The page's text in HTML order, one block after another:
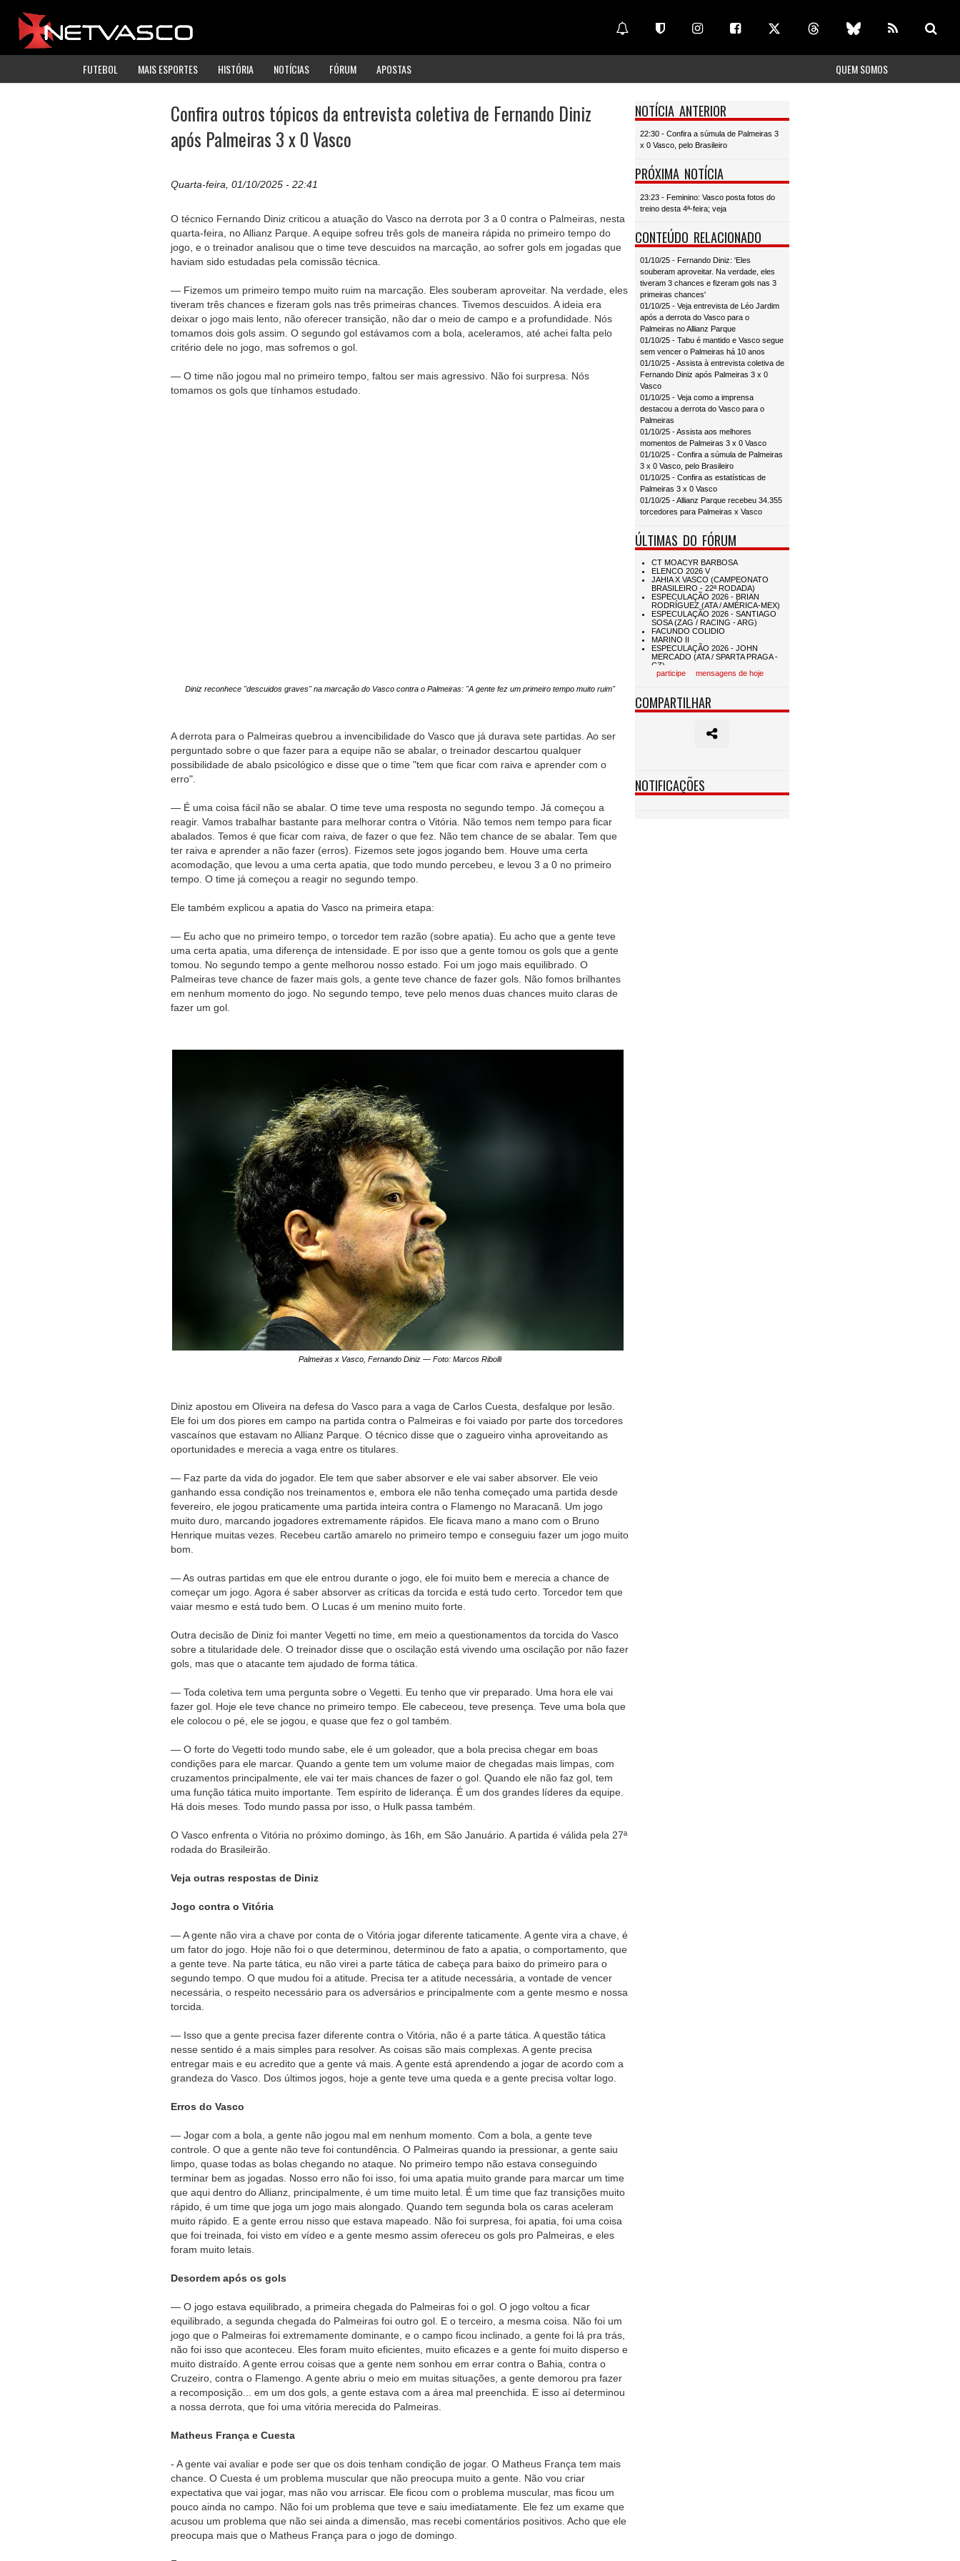
FUTEBOL MAIS ESPORTES HISTÓRIA NOTÍCIAS FÓRUM APOSTAS QUEM SOMOS
Confira outros tópicos da entrevista coletiva de Fernando Diniz
após Palmeiras 3 x 0 Vasco
Quarta-feira, 01/10/2025 - 22:41
O técnico Fernando Diniz criticou a atuação do Vasco na derrota por 3 a 0 contra o Palmeiras, nesta
quarta-feira, no Allianz Parque. A equipe sofreu três gols de maneira rápida no primeiro tempo do
jogo, e o treinador analisou que o time teve descuidos na marcação, ao sofrer gols em jogadas que
haviam sido estudadas pela comissão técnica.
— Fizemos um primeiro tempo muito ruim na marcação. Eles souberam aproveitar. Na verdade, eles
tiveram três chances e fizeram gols nas três primeiras chances. Tivemos descuidos. A ideia era
deixar o jogo mais lento, não oferecer transição, não dar o meio de campo e a profundidade. Nós
tomamos dois gols assim. O segundo gol estávamos com a bola, aceleramos, até achei falta pelo
critério dele no jogo, mas sofremos o gol.
— O time não jogou mal no primeiro tempo, faltou ser mais agressivo. Não foi surpresa. Nós
tomamos os gols que tínhamos estudado.
Diniz reconhece "descuidos graves" na marcação do Vasco contra o Palmeiras: "A gente fez um primeiro tempo muito ruim"
A derrota para o Palmeiras quebrou a invencibilidade do Vasco que já durava sete partidas. Ao ser
perguntado sobre o que fazer para a equipe não se abalar, o treinador descartou qualquer
possibilidade de abalo psicológico e disse que o time "tem que ficar com raiva e aprender com o
erro".
— É uma coisa fácil não se abalar. O time teve uma resposta no segundo tempo. Já começou a
reagir. Vamos trabalhar bastante para melhorar contra o Vitória. Não temos nem tempo para ficar
abalados. Temos é que ficar com raiva, de fazer o que fez. Não tem chance de se abalar. Tem que
ter raiva e aprender a não fazer (erros). Fizemos sete jogos jogando bem. Houve uma certa
acomodação, que levou a uma certa apatia, que todo mundo percebeu, e levou 3 a 0 no primeiro
tempo. O time já começou a reagir no segundo tempo.
Ele também explicou a apatia do Vasco na primeira etapa:
— Eu acho que no primeiro tempo, o torcedor tem razão (sobre apatia). Eu acho que a gente teve
uma certa apatia, uma diferença de intensidade. E por isso que a gente tomou os gols que a gente
tomou. No segundo tempo a gente melhorou nosso estado. Foi um jogo mais equilibrado. O
Palmeiras teve chance de fazer mais gols, a gente teve chance de fazer gols. Não fomos brilhantes
em nenhum momento do jogo. No segundo tempo, teve pelo menos duas chances muito claras de
fazer um gol.
Palmeiras x Vasco, Fernando Diniz — Foto: Marcos Ribolli
Diniz apostou em Oliveira na defesa do Vasco para a vaga de Carlos Cuesta, desfalque por lesão.
Ele foi um dos piores em campo na partida contra o Palmeiras e foi vaiado por parte dos torcedores
vascaínos que estavam no Allianz Parque. O técnico disse que o zagueiro vinha aproveitando as
oportunidades e merecia a vaga entre os titulares.
— Faz parte da vida do jogador. Ele tem que saber absorver e ele vai saber absorver. Ele veio
ganhando essa condição nos treinamentos e, embora ele não tenha começado uma partida desde
fevereiro, ele jogou praticamente uma partida inteira contra o Flamengo no Maracanã. Um jogo
muito duro, marcando jogadores extremamente rápidos. Ele ficava mano a mano com o Bruno
Henrique muitas vezes. Recebeu cartão amarelo no primeiro tempo e conseguiu fazer um jogo muito
bom.
— As outras partidas em que ele entrou durante o jogo, ele foi muito bem e merecia a chance de
começar um jogo. Agora é saber absorver as críticas da torcida e está tudo certo. Torcedor tem que
vaiar mesmo e está tudo bem. O Lucas é um menino muito forte.
Outra decisão de Diniz foi manter Vegetti no time, em meio a questionamentos da torcida do Vasco
sobre a titularidade dele. O treinador disse que o oscilação está vivendo uma oscilação por não fazer
gols, mas que o atacante tem ajudado de forma tática.
— Toda coletiva tem uma pergunta sobre o Vegetti. Eu tenho que vir preparado. Uma hora ele vai
fazer gol. Hoje ele teve chance no primeiro tempo. Ele cabeceou, teve presença. Teve uma bola que
ele colocou o pé, ele se jogou, e quase que fez o gol também.
— O forte do Vegetti todo mundo sabe, ele é um goleador, que a bola precisa chegar em boas
condições para ele marcar. Quando a gente tem um volume maior de chegadas mais limpas, com
cruzamentos principalmente, ele vai ter mais chances de fazer o gol. Quando ele não faz gol, tem
uma função tática muito importante. Tem espírito de liderança. É um dos grandes líderes da equipe.
Há dois meses. Todo mundo passa por isso, o Hulk passa também.
O Vasco enfrenta o Vitória no próximo domingo, às 16h, em São Januário. A partida é válida pela 27ª
rodada do Brasileirão.
Veja outras respostas de Diniz
Jogo contra o Vitória
— A gente não vira a chave por conta de o Vitória jogar diferente taticamente. A gente vira a chave, é
um fator do jogo. Hoje não foi o que determinou, determinou de fato a apatia, o comportamento, que
a gente teve. Na parte tática, eu não virei a parte tática de cabeça para baixo do primeiro para o
segundo tempo. O que mudou foi a atitude. Precisa ter a atitude necessária, a vontade de vencer
necessária, o respeito necessário para os adversários e principalmente com a gente mesmo e nossa
torcida.
— Isso que a gente precisa fazer diferente contra o Vitória, não é a parte tática. A questão tática
nesse sentido é a mais simples para resolver. As coisas são mais complexas. A gente precisa
entregar mais e eu acredito que a gente vá mais. A gente está aprendendo a jogar de acordo com a
grandeza do Vasco. Dos últimos jogos, hoje a gente teve uma queda e a gente precisa voltar logo.
Erros do Vasco
— Jogar com a bola, a gente não jogou mal em nenhum momento. Com a bola, a gente teve
controle. O que a gente não teve foi contundência. O Palmeiras quando ia pressionar, a gente saiu
limpo, quase todas as bolas chegando no ataque. No primeiro tempo não estava conseguindo
terminar bem as jogadas. Nosso erro não foi isso, foi uma apatia muito grande para marcar um time
que aqui dentro do Allianz, principalmente, é um time muito letal. É um time que faz transições muito
rápido, é um time que joga um jogo mais alongado. Quando tem segunda bola os caras aceleram
muito rápido. E a gente errou nisso que estava mapeado. Não foi surpresa, foi apatia, foi uma coisa
que foi treinada, foi visto em vídeo e a gente mesmo assim ofereceu os gols pro Palmeiras, e eles
foram muito letais.
Desordem após os gols
— O jogo estava equilibrado, a primeira chegada do Palmeiras foi o gol. O jogo voltou a ficar
equilibrado, a segunda chegada do Palmeiras foi outro gol. E o terceiro, a mesma coisa. Não foi um
jogo que o Palmeiras foi extremamente dominante, e o campo ficou inclinado, a gente foi lá pra trás,
não foi isso que aconteceu. Eles foram muito eficientes, muito eficazes e a gente foi muito disperso e
muito distraído. A gente errou coisas que a gente nem sonhou em errar contra o Bahia, contra o
Cruzeiro, contra o Flamengo. A gente abriu o meio em muitas situações, a gente demorou pra fazer
a recomposição... em um dos gols, a gente estava com a área mal preenchida. E isso aí determinou
a nossa derrota, que foi uma vitória merecida do Palmeiras.
Matheus França e Cuesta
- A gente vai avaliar e pode ser que os dois tenham condição de jogar. O Matheus França tem mais
chance. O Cuesta é um problema muscular que não preocupa muito a gente. Não vou criar
expectativa que vai jogar, mas não vou arriscar. Ele ficou com o problema muscular, mas ficou um
pouco ainda no campo. Não foi um problema que teve e saiu imediatamente. Ele fez um exame que
acusou um problema que não sei ainda a dimensão, mas recebi comentários positivos. Acho que ele
preocupa mais que o Matheus França para o jogo de domingo.
NOTÍCIA ANTERIOR
22:30 - Confira a súmula de Palmeiras 3
x 0 Vasco, pelo Brasileiro
PRÓXIMA NOTÍCIA
23:23 - Feminino: Vasco posta fotos do
treino desta 4ª-feira; veja
CONTEÚDO RELACIONADO
01/10/25 - Fernando Diniz: 'Eles
souberam aproveitar. Na verdade, eles
tiveram 3 chances e fizeram gols nas 3
primeiras chances'
01/10/25 - Veja entrevista de Léo Jardim
após a derrota do Vasco para o
Palmeiras no Allianz Parque
01/10/25 - Tabu é mantido e Vasco segue
sem vencer o Palmeiras há 10 anos
01/10/25 - Assista à entrevista coletiva de
Fernando Diniz após Palmeiras 3 x 0
Vasco
01/10/25 - Veja como a imprensa
destacou a derrota do Vasco para o
Palmeiras
01/10/25 - Assista aos melhores
momentos de Palmeiras 3 x 0 Vasco
01/10/25 - Confira a súmula de Palmeiras
3 x 0 Vasco, pelo Brasileiro
01/10/25 - Confira as estatísticas de
Palmeiras 3 x 0 Vasco
01/10/25 - Allianz Parque recebeu 34.355
torcedores para Palmeiras x Vasco
ÚLTIMAS DO FÓRUM
participe mensagens de hoje
COMPARTILHAR
NOTIFICAÇÕES